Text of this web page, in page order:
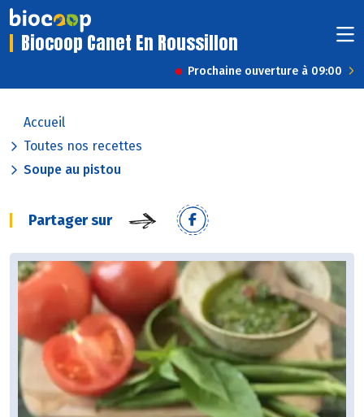
Biocoop Canet En Roussillon
Prochaine ouverture à 09:00
Accueil
Toutes nos recettes
Soupe au pistou
Partager sur